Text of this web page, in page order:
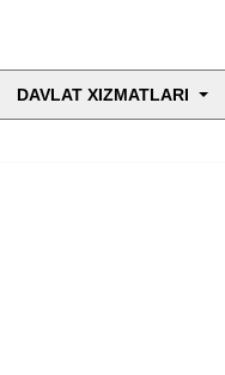
DAVLAT XIZMATLARI